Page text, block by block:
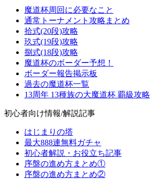
魔道杯周回に必要なこと
通常トーナメント攻略まとめ
拾式(20段)攻略
玖式(19段)攻略
捌式(18段)攻略
魔道杯のボーダー予想！
ボーダー報告掲示板
過去の魔道杯一覧
13周年 13種族の大魔道杯 覇級攻略
初心者向け情報/解説記事
はじまりの塔
最大888連無料ガチャ
初心者解説・お役立ち記事
序盤の進め方まとめ①
序盤の進め方まとめ②